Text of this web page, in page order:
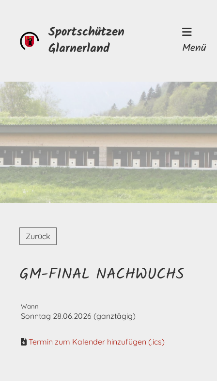
Sportschützen
Glarnerland
Menü
Zurück
GM-FINAL NACHWUCHS
Wann
Sonntag 28.06.2026 (ganztägig)
Termin zum Kalender hinzufügen (.ics)